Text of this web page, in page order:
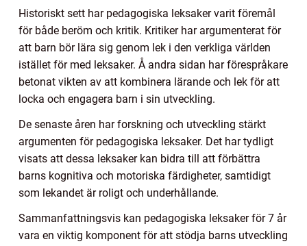
Historiskt sett har pedagogiska leksaker varit föremål
för både beröm och kritik. Kritiker har argumenterat för
att barn bör lära sig genom lek i den verkliga världen
istället för med leksaker. Å andra sidan har förespråkare
betonat vikten av att kombinera lärande och lek för att
locka och engagera barn i sin utveckling.
De senaste åren har forskning och utveckling stärkt
argumenten för pedagogiska leksaker. Det har tydligt
visats att dessa leksaker kan bidra till att förbättra
barns kognitiva och motoriska färdigheter, samtidigt
som lekandet är roligt och underhållande.
Sammanfattningsvis kan pedagogiska leksaker för 7 år
vara en viktig komponent för att stödja barns utveckling